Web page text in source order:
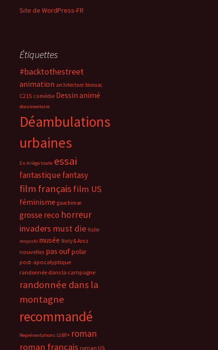
Site de WordPress-FR
Étiquettes
#backtothestreet
animation architecture bivouac
C215 comédie Dessin animé
documentaire
Déambulations
urbaines
En Ariège toute essai
fantastiquefantasy
film français film US
féminisme gauchimse
grosse reco horreur
invaders must die Italie
moyoshi musée Noty & Aroz
nouvelles pas oufpolar
post-apocalyptique
randonnée dans la campagne
randonnée dans la
montagne
recommandé
Représentations LGBT+ roman
roman français roman US